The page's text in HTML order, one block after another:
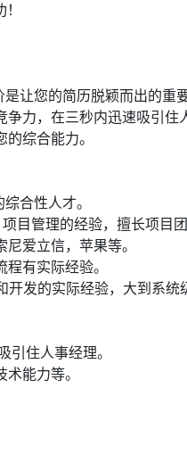
让您的简历脱颖而出的重
力，在三秒内迅速吸引住
综合能力。
合性人才。
目管理的经验，擅长项目团
爱立信，苹果等。
有实际经验。
发的实际经验，大到系统
引住人事经理。
能力等。